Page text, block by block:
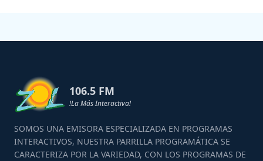
106.5 FM
!La Más Interactiva!
SOMOS UNA EMISORA ESPECIALIZADA EN PROGRAMAS
INTERACTIVOS, NUESTRA PARRILLA PROGRAMÁTICA SE
CARACTERIZA POR LA VARIEDAD, CON LOS PROGRAMAS DE